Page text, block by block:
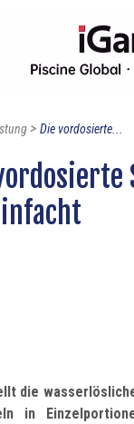
> Die vordosierte...
die
in